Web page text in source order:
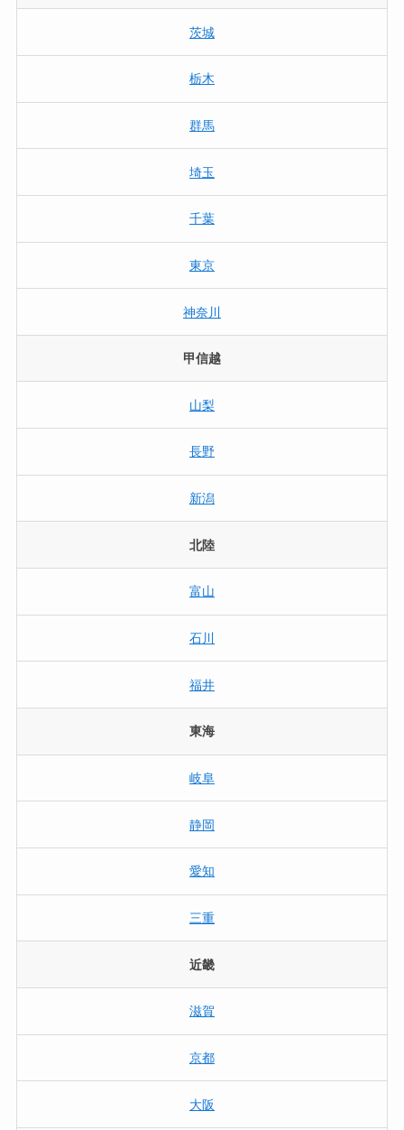
茨城
栃木
群馬
埼玉
千葉
東京
神奈川
甲信越
山梨
長野
新潟
北陸
富山
石川
福井
東海
岐阜
静岡
愛知
三重
近畿
滋賀
京都
大阪